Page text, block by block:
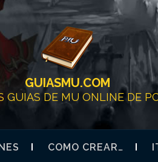
GUIASMU.COM
DE MU ONLINE DE
COMO CREAR…